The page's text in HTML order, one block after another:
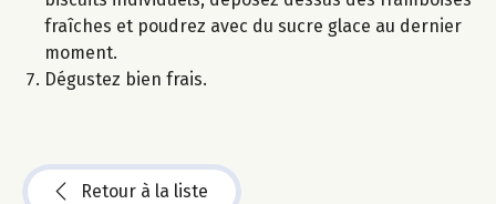
fraîches et poudrez avec du sucre glace au dernier
moment.
Dégustez bien frais.
Retour à la liste